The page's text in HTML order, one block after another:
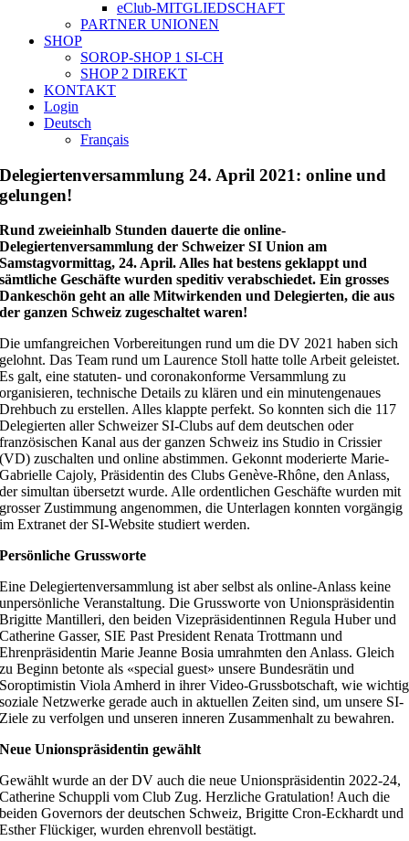
eClub-MITGLIEDSCHAFT
PARTNER UNIONEN
SHOP
SOROP-SHOP 1 SI-CH
SHOP 2 DIREKT
KONTAKT
Login
Deutsch
Français
Delegiertenversammlung 24. April 2021: online und
gelungen!
Rund zweieinhalb Stunden dauerte die online-
Delegiertenversammlung der Schweizer SI Union am
Samstagvormittag, 24. April. Alles hat bestens geklappt und
sämtliche Geschäfte wurden speditiv verabschiedet.Ein grosses
Dankeschön geht an alle Mitwirkenden und Delegierten, die aus
der ganzen Schweiz zugeschaltet waren!
Die umfangreichen Vorbereitungen rund um die DV 2021 haben sich
gelohnt. Das Team rund um Laurence Stoll hatte tolle Arbeit geleistet.
Es galt, eine statuten- und coronakonforme Versammlung zu
organisieren, technische Details zu klären und ein minutengenaues
Drehbuch zu erstellen. Alles klappte perfekt. So konnten sich die 117
Delegierten aller Schweizer SI-Clubs auf dem deutschen oder
französischen Kanal aus der ganzen Schweiz ins Studio in Crissier
(VD) zuschalten und online abstimmen. Gekonnt moderierte Marie-
Gabrielle Cajoly, Präsidentin des Clubs Genève-Rhône, den Anlass,
der simultan übersetzt wurde. Alle ordentlichen Geschäfte wurden mit
grosser Zustimmung angenommen, die Unterlagen konnten vorgängig
im Extranet der SI-Website studiert werden.
Persönliche Grussworte
Eine Delegiertenversammlung ist aber selbst als online-Anlass keine
unpersönliche Veranstaltung. Die Grussworte von Unionspräsidentin
Brigitte Mantilleri, den beiden Vizepräsidentinnen Regula Huber und
Catherine Gasser, SIE Past President Renata Trottmann und
Ehrenpräsidentin Marie Jeanne Bosia umrahmten den Anlass. Gleich
zu Beginn betonte als «special guest» unsere Bundesrätin und
Soroptimistin Viola Amherd in ihrer Video-Grussbotschaft, wie wichtig
soziale Netzwerke gerade auch in aktuellen Zeiten sind, um unsere SI-
Ziele zu verfolgen und unseren inneren Zusammenhalt zu bewahren.
Neue Unionspräsidentin gewählt
Gewählt wurde an der DV auch die neue Unionspräsidentin 2022-24,
Catherine Schuppli vom Club Zug. Herzliche Gratulation! Auch die
beiden Governors der deutschen Schweiz, Brigitte Cron-Eckhardt und
Esther Flückiger, wurden ehrenvoll bestätigt.